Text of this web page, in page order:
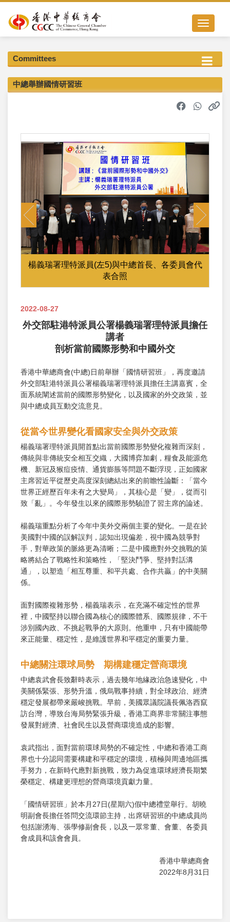
Toggle
Committees
中總舉辦國情研習班
楊義瑞署理特派員(左5)與中總首長、各委員會代
表合照
Previous Next
2022-08-27
外交部駐港特派員公署楊義瑞署理特派員擔任
講者
剖析當前國際形勢和中國外交
香港中華總商會(中總)日前舉辦「國情研習班」，再度邀請
外交部駐港特派員公署楊義瑞署理特派員擔任主講嘉賓，全
面系統闡述當前的國際形勢變化，以及國家的外交政策，並
與中總成員互動交流意見。
從當今世界變化看國家安全與外交政策
楊義瑞署理特派員開首點出當前國際形勢變化複雜而深刻，
傳統與非傳統安全相互交織，大國博弈加劇，糧食及能源危
機、新冠及猴痘疫情、通貨膨脹等問題不斷浮現，正如國家
主席習近平從歷史高度深刻總結出來的前瞻性論斷：「當今
世界正經歷百年未有之大變局」，其核心是「變」，從而引
致「亂」。今年發生以來的國際形勢驗證了習主席的論述。
楊義瑞重點分析了今年中美外交兩個主要的變化。一是在於
美國對中國的誤解誤判，認知出現偏差，視中國為競爭對
手，對華政策的脈絡更為清晰；二是中國應對外交挑戰的策
略將結合了戰略性和策略性，「堅決鬥爭、堅持對話溝
通」，以塑造「相互尊重、和平共處、合作共贏」的中美關
係。
面對國際複雜形勢，楊義瑞表示，在充滿不確定性的世界
裡，中國堅持以聯合國為核心的國際體系、國際規律，不干
涉別國內政、不挑起戰爭的大原則。他重申，只有中國能帶
來正能量、穩定性，是維護世界和平穩定的重要力量。
中總關注環球局勢 期構建穩定營商環境
中總袁武會長致辭時表示，過去幾年地緣政治急速變化，中
美關係緊張、形勢升溫，俄烏戰事持續，對全球政治、經濟
穩定發展都帶來嚴峻挑戰。早前，美國眾議院議長佩洛西竄
訪台灣，導致台海局勢緊張升級，香港工商界非常關注事態
發展對經濟、社會民生以及營商環境造成的影響。
袁武指出，面對當前環球局勢的不確定性，中總和香港工商
界也十分認同需要構建和平穩定的環境，積極與周邊地區攜
手努力，在新時代應對新挑戰，致力為促進環球經濟長期繁
榮穩定、構建更理想的營商環境貢獻力量。
「國情研習班」於本月27日(星期六)假中總禮堂舉行。胡曉
明副會長擔任答問交流環節主持，出席研習班的中總成員尚
包括謝湧海、張學修副會長，以及一眾常董、會董、各委員
會成員和該會會員。
香港中華總商會
2022年8月31日